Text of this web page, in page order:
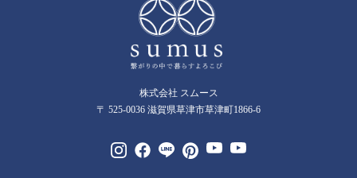
株式会社 スムース
〒 525-0036 滋賀県草津市草津町1866-6